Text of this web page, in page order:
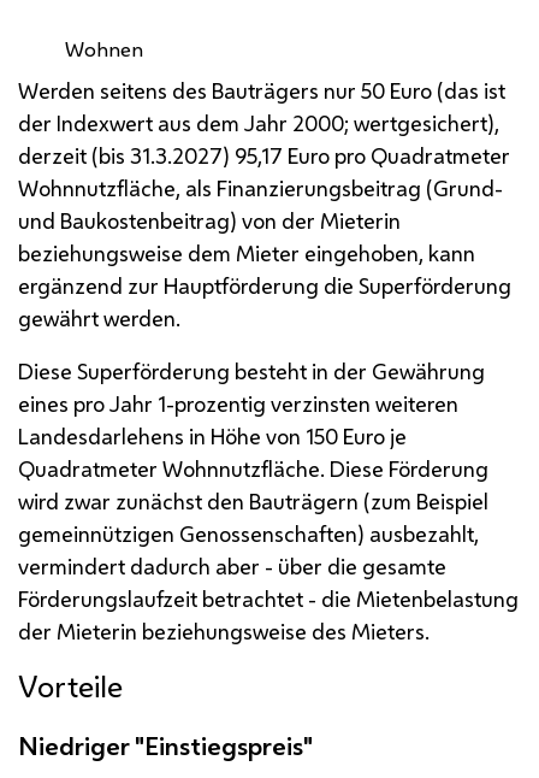
Wohnen
Werden seitens des Bauträgers nur 50 Euro (das ist
der Indexwert aus dem Jahr 2000; wertgesichert),
derzeit (bis 31.3.2027) 95,17 Euro pro Quadratmeter
Wohnnutzfläche, als Finanzierungsbeitrag (Grund-
und Baukostenbeitrag) von der Mieterin
beziehungsweise dem Mieter eingehoben, kann
ergänzend zur Hauptförderung die Superförderung
gewährt werden.
Diese Superförderung besteht in der Gewährung
eines pro Jahr 1-prozentig verzinsten weiteren
Landesdarlehens in Höhe von 150 Euro je
Quadratmeter Wohnnutzfläche. Diese Förderung
wird zwar zunächst den Bauträgern (zum Beispiel
gemeinnützigen Genossenschaften) ausbezahlt,
vermindert dadurch aber - über die gesamte
Förderungslaufzeit betrachtet - die Mietenbelastung
der Mieterin beziehungsweise des Mieters.
Vorteile
Niedriger "Einstiegspreis"